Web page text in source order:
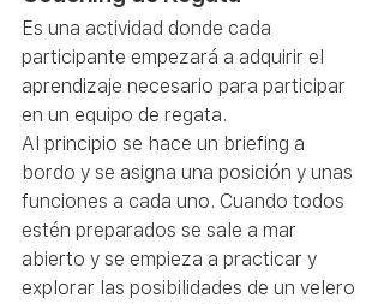
Es una actividad donde cada
participante empezará a adquirir el
aprendizaje necesario para participar
en un equipo de regata.
Al principio se hace un briefing a
bordo y se asigna una posición y unas
funciones a cada uno. Cuando todos
estén preparados se sale a mar
abierto y se empieza a practicar y
explorar las posibilidades de un velero